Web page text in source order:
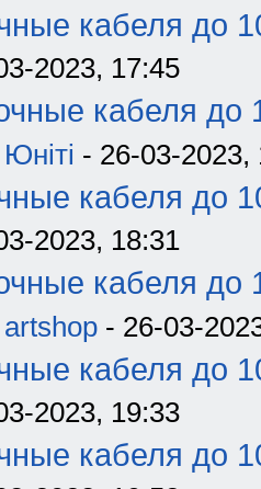
кабеля до
2023, 17:45
кабеля до
Юнiтi - 26-03-2023,
кабеля до
2023, 18:31
кабеля до
artshop - 26-03-
кабеля до
2023, 19:33
кабеля до